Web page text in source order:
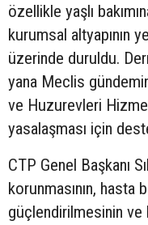
özellikle yaşlı
kurumsal altyapının
üzerinde duruldu.
yana Meclis
ve Huzurevleri
yasalaşması için
CTP Genel Başkanı
korunmasının, hasta
güçlendirilmesinin ve